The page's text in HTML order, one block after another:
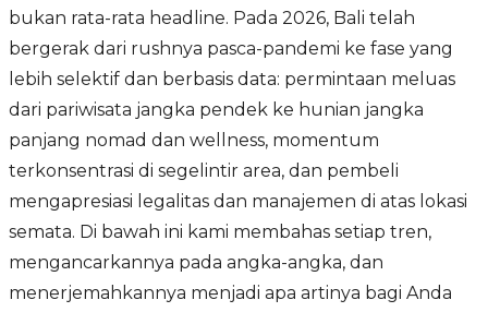
bukan rata-rata headline. Pada 2026, Bali telah
bergerak dari rushnya pasca-pandemi ke fase yang
lebih selektif dan berbasis data: permintaan meluas
dari pariwisata jangka pendek ke hunian jangka
panjang nomad dan wellness, momentum
terkonsentrasi di segelintir area, dan pembeli
mengapresiasi legalitas dan manajemen di atas lokasi
semata. Di bawah ini kami membahas setiap tren,
mengancarkannya pada angka-angka, dan
menerjemahkannya menjadi apa artinya bagi Anda